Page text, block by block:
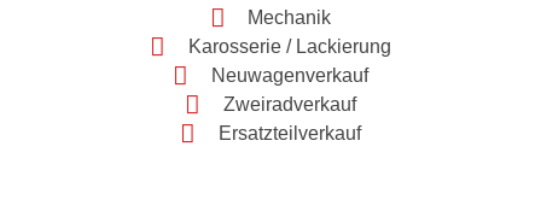
Mechanik
Karosserie / Lackierung
Neuwagenverkauf
Zweiradverkauf
Ersatzteilverkauf